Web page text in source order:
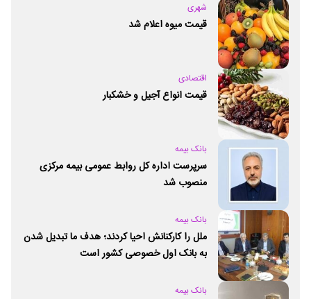
شهری
قیمت میوه اعلام شد
اقتصادی
قیمت انواع آجیل و خشکبار
بانک بیمه
سرپرست اداره کل روابط عمومی بیمه مرکزی
منصوب شد
بانک بیمه
ملل را کارکنانش احیا کردند؛ هدف ما تبدیل شدن
به بانک اول خصوصی کشور است
بانک بیمه